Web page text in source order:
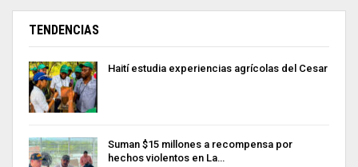
TENDENCIAS
Haití estudia experiencias agrícolas del Cesar
Suman $15 millones a recompensa por
hechos violentos en La…